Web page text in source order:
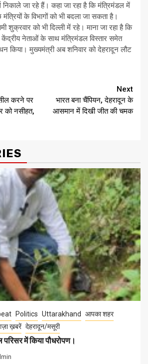
निकाले जा रहे हैं। कहा जा रहा है कि मंत्रिमंडल में
के विभागों को भी बदला जा सकता है।
शुक्रवार को भी दिल्ली में रहे। माना जा रहा है कि
के केंद्रीय नेताओं के साथ मंत्रिमंडल विस्तार समेत
किया। मुख्यमंत्री अब शनिवार को देहरादून लौट
करने पर
को नसीहत,
Next
भारत बना चैंपियन, देहरादून के
आसमान में दिखी जीत की चमक
Politics Uttarakhand
आपका शहर
ख़बरें देहरादून/मसूरी
में किया पौधरोपण।